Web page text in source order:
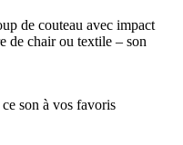
de couteau avec impact
de chair ou textile – son